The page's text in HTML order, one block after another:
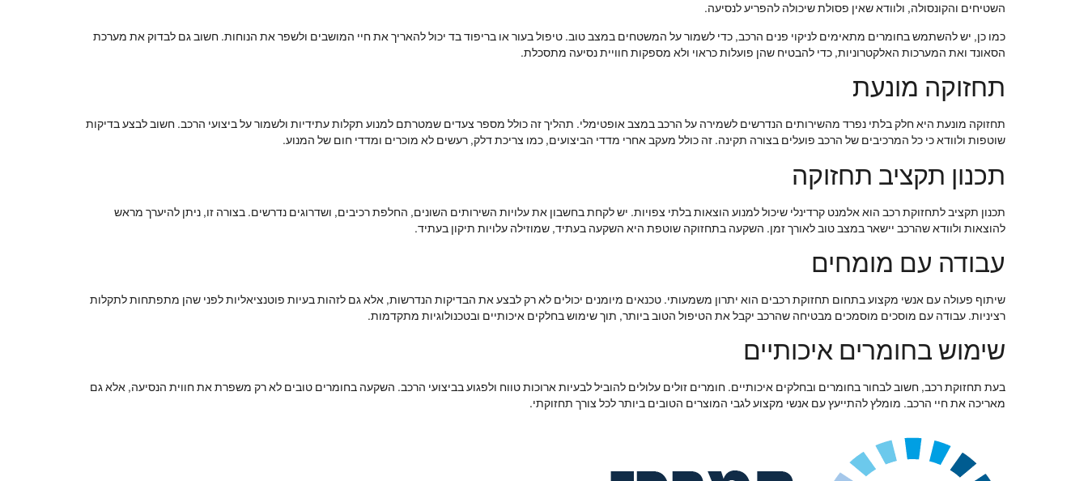
השטיחים והקונסולה, ולוודא שאין פסולת שיכולה להפריע לנסיעה.
כמו כן, יש להשתמש בחומרים מתאימים לניקוי פנים הרכב, כדי לשמור על המשטחים במצב טוב. טיפול בעור או בריפוד בד יכול להאריך את חיי המושבים ולשפר את הנוחות. חשוב גם לבדוק את מערכת
הסאונד ואת המערכות האלקטרוניות, כדי להבטיח שהן פועלות כראוי ולא מספקות חוויית נסיעה מתסכלת.
תחזוקה מונעת
תחזוקה מונעת היא חלק בלתי נפרד מהשירותים הנדרשים לשמירה על הרכב במצב אופטימלי. תהליך זה כולל מספר צעדים שמטרתם למנוע תקלות עתידיות ולשמור על ביצועי הרכב. חשוב לבצע בדיקות
שוטפות ולוודא כי כל המרכיבים של הרכב פועלים בצורה תקינה. זה כולל מעקב אחרי מדדי הביצועים, כמו צריכת דלק, רעשים לא מוכרים ומדדי חום של המנוע.
תכנון תקציב תחזוקה
תכנון תקציב לתחזוקת רכב הוא אלמנט קרדינלי שיכול למנוע הוצאות בלתי צפויות. יש לקחת בחשבון את עלויות השירותים השונים, החלפת רכיבים, ושדרוגים נדרשים. בצורה זו, ניתן להיערך מראש
להוצאות ולוודא שהרכב יישאר במצב טוב לאורך זמן. השקעה בתחזוקה שוטפת היא השקעה בעתיד, שמוזילה עלויות תיקון בעתיד.
עבודה עם מומחים
שיתוף פעולה עם אנשי מקצוע בתחום תחזוקת רכבים הוא יתרון משמעותי. טכנאים מיומנים יכולים לא רק לבצע את הבדיקות הנדרשות, אלא גם לזהות בעיות פוטנציאליות לפני שהן מתפתחות לתקלות
רציניות. עבודה עם מוסכים מוסמכים מבטיחה שהרכב יקבל את הטיפול הטוב ביותר, תוך שימוש בחלקים איכותיים ובטכנולוגיות מתקדמות.
שימוש בחומרים איכותיים
בעת תחזוקת רכב, חשוב לבחור בחומרים ובחלקים איכותיים. חומרים זולים עלולים להוביל לבעיות ארוכות טווח ולפגוע בביצועי הרכב. השקעה בחומרים טובים לא רק משפרת את חווית הנסיעה, אלא גם
מאריכה את חיי הרכב. מומלץ להתייעץ עם אנשי מקצוע לגבי המוצרים הטובים ביותר לכל צורך תחזוקתי.